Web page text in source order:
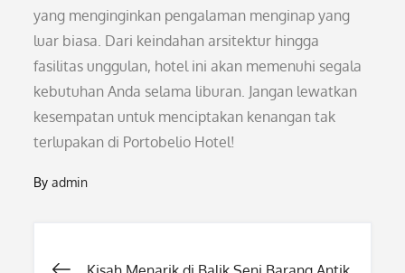
yang menginginkan pengalaman menginap yang
luar biasa. Dari keindahan arsitektur hingga
fasilitas unggulan, hotel ini akan memenuhi segala
kebutuhan Anda selama liburan. Jangan lewatkan
kesempatan untuk menciptakan kenangan tak
terlupakan di Portobelio Hotel!
Byadmin